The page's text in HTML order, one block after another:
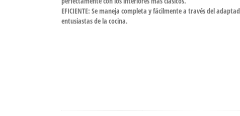
EFICIENTE: Se maneja completa y fácilmente a través del
entusiastas de la cocina.